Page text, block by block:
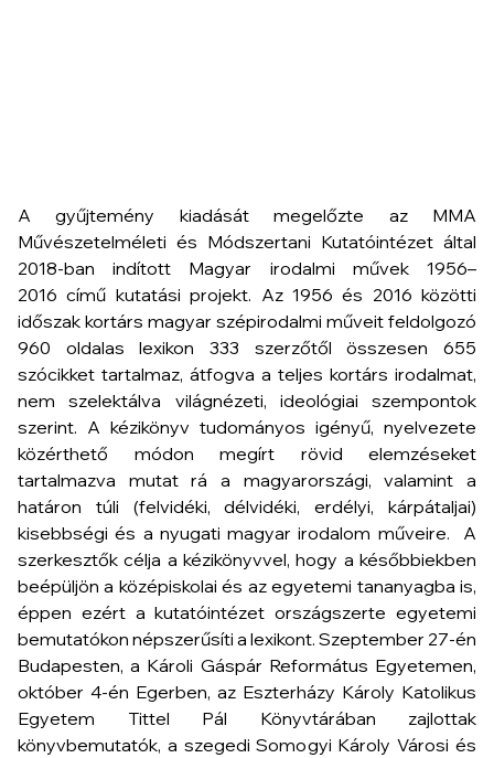
A gyűjtemény kiadását megelőzte az MMA
Művészetelméleti és Módszertani Kutatóintézet által
2018-ban indított Magyar irodalmi művek 1956–
2016 című kutatási projekt. Az 1956 és 2016 közötti
időszak kortárs magyar szépirodalmi műveit feldolgozó
960 oldalas lexikon 333 szerzőtől összesen 655
szócikket tartalmaz, átfogva a teljes kortárs irodalmat,
nem szelektálva világnézeti, ideológiai szempontok
szerint. A kézikönyv tudományos igényű, nyelvezete
közérthető módon megírt rövid elemzéseket
tartalmazva mutat rá a magyarországi, valamint a
határon túli (felvidéki, délvidéki, erdélyi, kárpátaljai)
kisebbségi és a nyugati magyar irodalom műveire. A
szerkesztők célja a kézikönyvvel, hogy a későbbiekben
beépüljön a középiskolai és az egyetemi tananyagba is,
éppen ezért a kutatóintézet országszerte egyetemi
bemutatókon népszerűsíti a lexikont. Szeptember 27-én
Budapesten, a Károli Gáspár Református Egyetemen,
október 4-én Egerben, az Eszterházy Károly Katolikus
Egyetem Tittel Pál Könyvtárában zajlottak
könyvbemutatók, a szegedi Somogyi Károly Városi és